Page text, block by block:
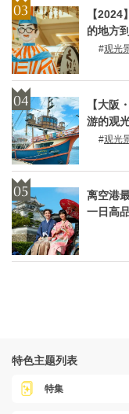
【
的地方
观光
【大阪
游的观
观光
离空港
一日高
特色主题列表
特集